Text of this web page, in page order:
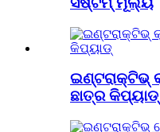
ଇଣ୍ଟରାକ୍ଟିଭ୍
ଛାତ୍ର କିପ୍ୟାଡ୍